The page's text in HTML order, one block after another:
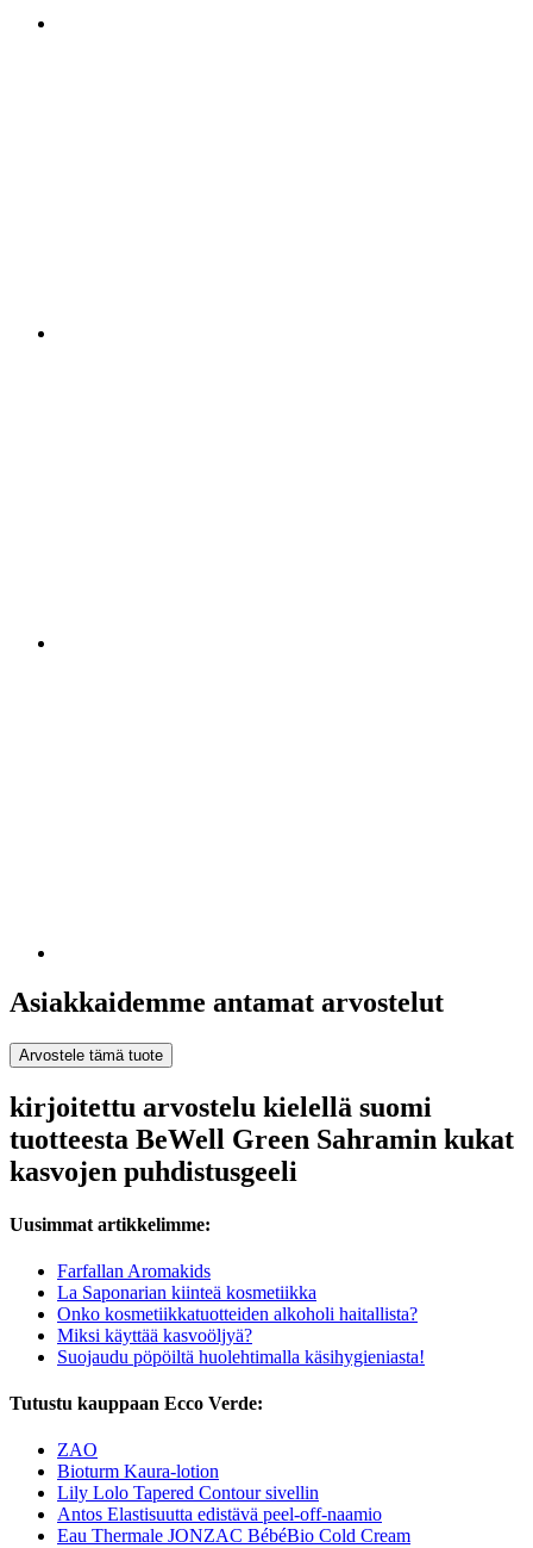
Asiakkaidemme antamat arvostelut
Arvostele tämä tuote
kirjoitettu arvostelu kielellä suomi
tuotteesta BeWell Green Sahramin kukat
kasvojen puhdistusgeeli
Uusimmat artikkelimme:
Farfallan Aromakids
La Saponarian kiinteä kosmetiikka
Onko kosmetiikkatuotteiden alkoholi haitallista?
Miksi käyttää kasvoöljyä?
Suojaudu pöpöiltä huolehtimalla käsihygieniasta!
Tutustu kauppaan Ecco Verde:
ZAO
Bioturm Kaura-lotion
Lily Lolo Tapered Contour sivellin
Antos Elastisuutta edistävä peel-off-naamio
Eau Thermale JONZAC BébéBio Cold Cream